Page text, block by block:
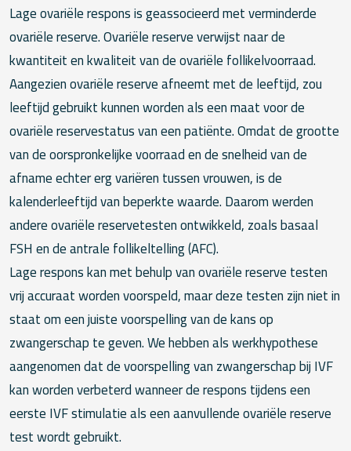
Lage ovariële respons is geassocieerd met verminderde
ovariële reserve. Ovariële reserve verwijst naar de
kwantiteit en kwaliteit van de ovariële follikelvoorraad.
Aangezien ovariële reserve afneemt met de leeftijd, zou
leeftijd gebruikt kunnen worden als een maat voor de
ovariële reservestatus van een patiënte. Omdat de grootte
van de oorspronkelijke voorraad en de snelheid van de
afname echter erg variëren tussen vrouwen, is de
kalenderleeftijd van beperkte waarde. Daarom werden
andere ovariële reservetesten ontwikkeld, zoals basaal
FSH en de antrale follikeltelling (AFC).
Lage respons kan met behulp van ovariële reserve testen
vrij accuraat worden voorspeld, maar deze testen zijn niet in
staat om een juiste voorspelling van de kans op
zwangerschap te geven. We hebben als werkhypothese
aangenomen dat de voorspelling van zwangerschap bij IVF
kan worden verbeterd wanneer de respons tijdens een
eerste IVF stimulatie als een aanvullende ovariële reserve
test wordt gebruikt.